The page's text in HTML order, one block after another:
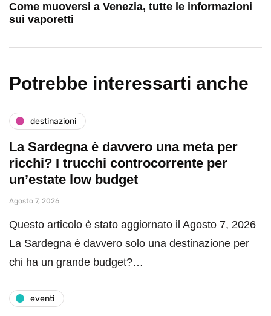
Come muoversi a Venezia, tutte le informazioni
sui vaporetti
Potrebbe interessarti anche
destinazioni
La Sardegna è davvero una meta per
ricchi? I trucchi controcorrente per
un’estate low budget
Agosto 7, 2026
Questo articolo è stato aggiornato il Agosto 7, 2026
La Sardegna è davvero solo una destinazione per
chi ha un grande budget?…
eventi